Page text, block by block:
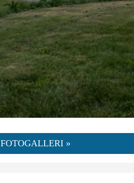
FOTOGALLERI »